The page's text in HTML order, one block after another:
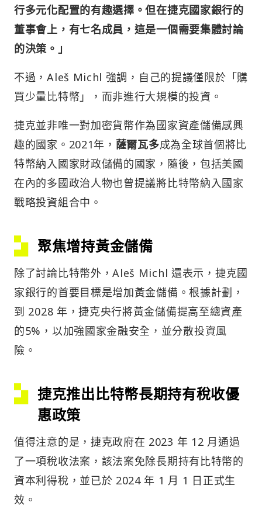
行多元化配置的有趣選擇。但在捷克國家銀行的
董事會上，有七名成員，這是一個需要集體討論
的決策。」
不過，Aleš Michl 強調，自己的提議僅限於「購
買少量比特幣」，而非進行大規模的投資。
捷克並非唯一對加密貨幣作為國家資產儲備感興
趣的國家。2021年， 薩爾瓦多成為全球首個將比
特幣納入國家財政儲備的國家，隨後，包括美國
在內的多國政治人物也曾提議將比特幣納入國家
戰略投資組合中。
聚焦增持黃金儲備
除了討論比特幣外，Aleš Michl 還表示，捷克國
家銀行的首要目標是增加黃金儲備。根據計劃，
到 2028 年，捷克央行將黃金儲備提高至總資產
的5%，以加強國家金融安全，並分散投資風
險。
捷克推出比特幣長期持有稅收優
惠政策
值得注意的是，捷克政府在 2023 年 12 月通過
了一項稅收法案，該法案免除長期持有比特幣的
資本利得稅，並已於 2024 年 1 月 1 日正式生
效。